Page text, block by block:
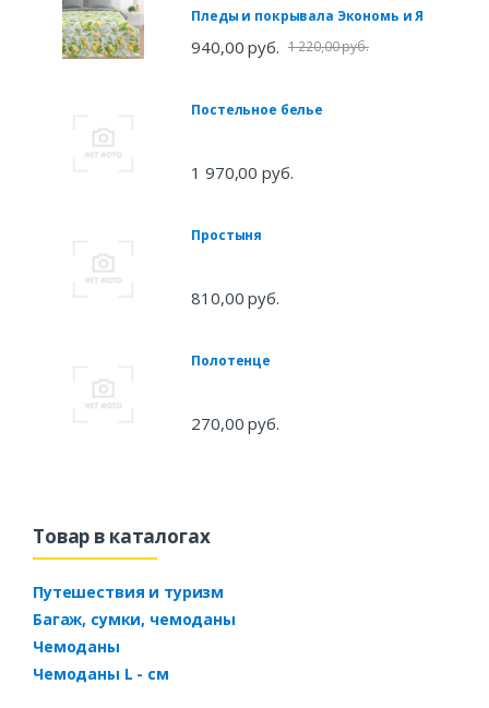
Пледы и покрывала Экономь и Я
940,00 руб. 1 220,00 руб.
Постельное белье
1 970,00 руб.
Простыня
810,00 руб.
Полотенце
270,00 руб.
Товар в каталогах
Путешествия и туризм
Багаж, сумки, чемоданы
Чемоданы
Чемоданы L - см